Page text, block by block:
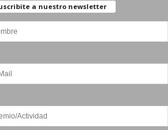
a nuestro newsletter